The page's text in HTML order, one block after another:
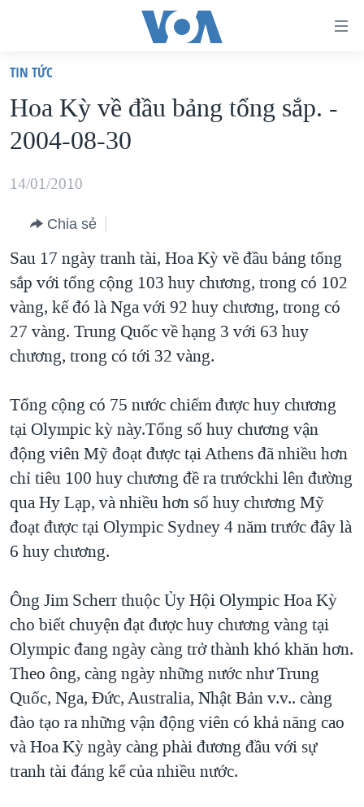
truy
cập
Tới
dung
chính
điều
hướng
chính
Đi
tới
VIỆT NAM
HOA KỲ
BIỂN ĐÔNG
BLOG
DIỄN ĐÀN
MỤC
TỰ DO BÁO CHÍ
VẠCH TRẦN TIN GIẢ
ĐỜI SỐNG
KINH TẾ
KHOA HỌC
SỨC KHOẺ
VĂN HOÁ
THỂ THAO
CHUYÊN ĐỀ
CHIẾN TRANH THƯƠNG MẠI CỦA MỸ: QUÁ KHỨ VÀ HIỆN
HÀNH TRÌNH BẦU CỬ 2024
MỘT NĂM CHIẾN TRANH TẠI DẢI GAZA
GIẢI MÃ VÀNH ĐAI & CON ĐƯỜNG
NGÀY TỊ NẠN THẾ GIỚI
TRỊNH VĨNH BÌNH - NGƯỜI HẠ 'BÊN THẮNG CUỘC'
GROUND ZERO – XƯA VÀ NAY
CÁC GIÁ TRỊ CỘNG HÒA Ở VIỆT NAM
THƯỢNG ĐỈNH TRUMP-KIM TẠI VIỆT NAM
TRỊNH VĨNH BÌNH VS. CHÍNH PHỦ VIỆT NAM
NGƯ DÂN VIỆT VÀ LÀN SÓNG TRỘM HẢI SÂM
BÊN KIA QUỐC LỘ: TIẾNG VỌNG TỪ NÔNG THÔN MỸ
QUAN HỆ VIỆT MỸ
HỌC TIẾNG ANH
NGHE
MẠNG XÃ HỘI
Ngôn ngữ khác
TIN TỨC
Hoa Kỳ về đầu bảng tổng sắp. -
2004-08-30
14/01/2010
Chia sẻ
Sau 17 ngày tranh tài, Hoa Kỳ về đầu bảng tổng
sắp với tổng cộng 103 huy chương, trong có 102
vàng, kế đó là Nga với 92 huy chương, trong có
27 vàng. Trung Quốc về hạng 3 với 63 huy
chương, trong có tới 32 vàng.
Tổng cộng có 75 nước chiếm được huy chương
tại Olympic kỳ này.Tổng số huy chương vận
động viên Mỹ đoạt được tại Athens đã nhiều hơn
chỉ tiêu 100 huy chương đề ra trướckhi lên đường
qua Hy Lạp, và nhiều hơn số huy chương Mỹ
đoạt được tại Olympic Sydney 4 năm trước đây là
6 huy chương.
Ông Jim Scherr thuộc Ủy Hội Olympic Hoa Kỳ
cho biết chuyện đạt được huy chương vàng tại
Olympic đang ngày càng trở thành khó khăn hơn.
Theo ông, càng ngày những nước như Trung
Quốc, Nga, Đức, Australia, Nhật Bản v.v.. càng
đào tạo ra những vận động viên có khả năng cao
và Hoa Kỳ ngày càng phài đương đầu với sự
tranh tài đáng kể của nhiều nước.